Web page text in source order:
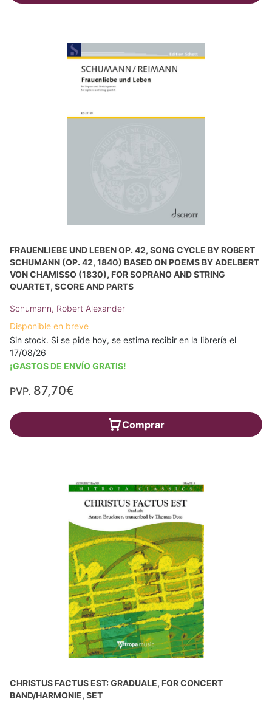
FRAUENLIEBE UND LEBEN OP. 42, SONG CYCLE BY ROBERT
SCHUMANN (OP. 42, 1840) BASED ON POEMS BY ADELBERT
VON CHAMISSO (1830), FOR SOPRANO AND STRING
QUARTET, SCORE AND PARTS
Schumann, Robert Alexander
Disponible en breve
Sin stock. Si se pide hoy, se estima recibir en la librería el
17/08/26
¡GASTOS DE ENVÍO GRATIS!
PVP. 87,70€
Comprar
CHRISTUS FACTUS EST: GRADUALE, FOR CONCERT
BAND/HARMONIE, SET